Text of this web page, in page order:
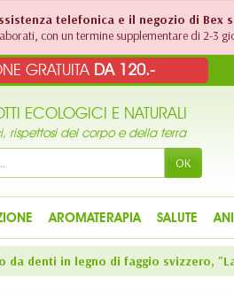
telefonica e il negozio di Bex
con un termine supplementare di 2-3
GRATUITA DA 120.-
ECOLOGICI E NATURALI
rispettosi del corpo e della terra
OK
AROMATERAPIA SALUTE
da denti in legno di faggio svizzero,